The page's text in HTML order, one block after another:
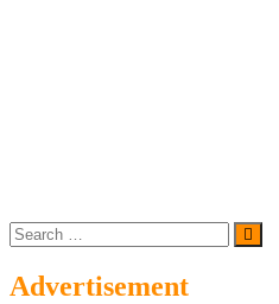
Search
…
Advertisement